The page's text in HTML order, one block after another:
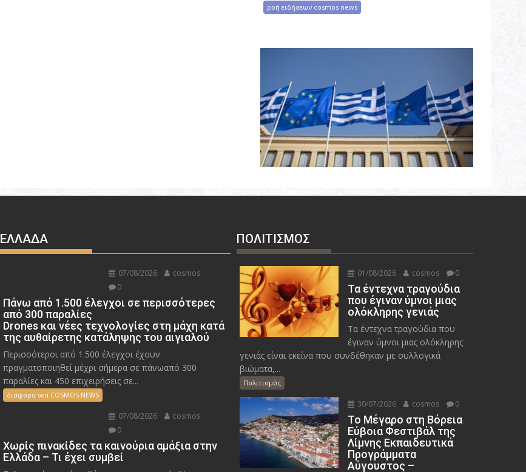
ροή ειδήσεων cosmos news
ΕΛΛΑΔΑ
07/08/2026
cosmos
0
Πάνω από 1.500 έλεγχοι σε περισσότερες
από 300 παραλίες
Drones και νέες τεχνολογίες στη μάχη κατά
της αυθαίρετης κατάληψης του αιγιαλού
Περισσότεροι από 1.500 έλεγχοι έχουν
πραγματοποιηθεί μέχρι σήμερα σε πάνωαπό 300
παραλίες και 450 επιχειρήσεις σε...
διαφορα νεα COSMOS NEWS
07/08/2026
cosmos
0
Χωρίς πινακίδες τα καινούρια αμάξια στην
Ελλάδα – Τι έχει συμβεί
ΠΟΛΙΤΙΣΜΟΣ
01/08/2026 cosmos 0
Τα έντεχνα τραγούδια
που έγιναν ύμνοι μιας
ολόκληρης γενιάς
Τα έντεχνα τραγούδια που
έγιναν ύμνοι μιας ολόκληρης
γενιάς είναι εκείνα που συνδέθηκαν με συλλογικά
βιώματα,...
Πολιτισμός
30/07/2026 cosmos 0
Το Μέγαρο στη Βόρεια
Εύβοια Φεστιβάλ της
Λίμνης Εκπαιδευτικά
Προγράμματα
Αύγουστος –